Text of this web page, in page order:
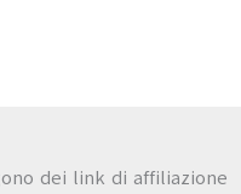
dei link di affiliazione